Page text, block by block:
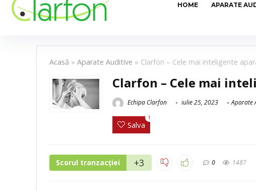
HOME APARATE
Acasă » Aparate Auditive » Clarfon – Cele mai inteligente
Clarfon – Cele mai
Echipa Clarfon iulie 25, 2023 Aparate
Salva
1
Scorul tranzacției +3 0 1487